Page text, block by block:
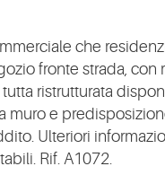
che
fronte strada, con
ristrutturata
muro e
Ulteriori
Rif. A1072.